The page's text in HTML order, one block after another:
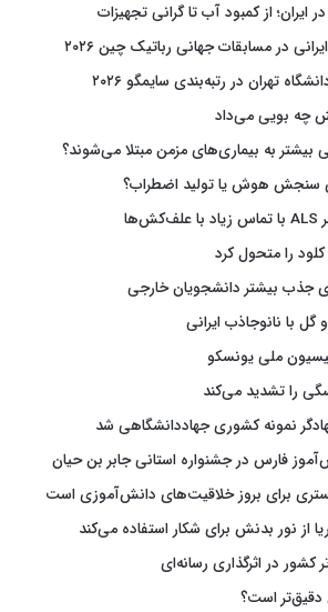
از کمبود آب تا گرانی تجهیزات
در مسابقات جهانی رباتیک چین ۲۰۲۶
تهران در رتبه‌بندی سایمگو ۲۰۲۶
بیشتر به بیماری‌های مزمن مبتلا می‌شوند؟
سنجش هوش یا تولید اضطراب؟
را متحول کرد
جذب بیشتر دانشجویان خارجی
با نانوجاذب ایرانی
ملی یونسکو
نمونه کشوری جهاددانشگاهی شد
برای بروز خلاقیت‌های دانش‌آموزی است
از نور بدنش برای شکار استفاده می‌کند
کشور در اثرگذاری رسانه‌ای
دقیق‌تر است؟